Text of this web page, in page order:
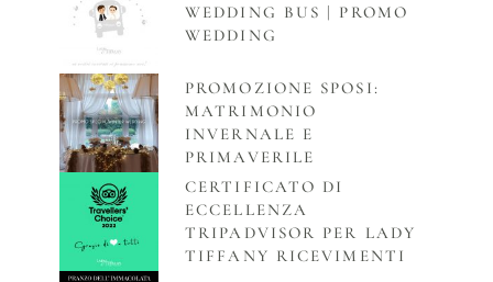
WEDDING BUS | PROMO
WEDDING
PROMOZIONE SPOSI:
MATRIMONIO
INVERNALE E
PRIMAVERILE
CERTIFICATO DI
ECCELLENZA
TRIPADVISOR PER LADY
TIFFANY RICEVIMENTI